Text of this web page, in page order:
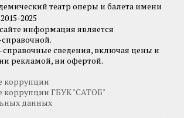
театр оперы и балета имени
2025
информация является
сведения, включая цены и
рекламой, ни офертой.
коррупции
коррупции ГБУК "САТОБ"
данных